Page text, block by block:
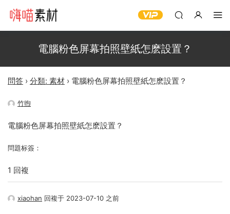
電腦粉色屏幕拍照壁紙怎麽設置？
問答 › 分類: 素材 › 電腦粉色屏幕拍照壁紙怎麽設置？
竹煦
電腦粉色屏幕拍照壁紙怎麽設置？
問題标簽：
1 回複
xiaohan 回複于 2023-07-10 之前